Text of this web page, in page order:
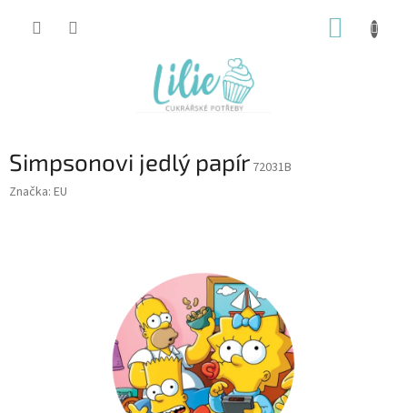
Simpsonovi jedlý papír 72031B
Značka: EU